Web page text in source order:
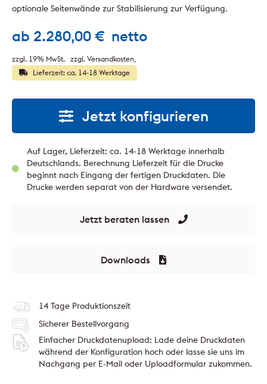
ab 2.280,00 € netto
zzgl. 19% MwSt. zzgl. Versandkosten
Lieferzeit: ca. 14-18 Werktage
optionale Seitenwände zur Stabilisierung zur Verfügung.
Jetzt konfigurieren
Auf Lager, Lieferzeit: ca. 14-18 Werktage innerhalb
Deutschlands. Berechnung Lieferzeit für die Drucke
beginnt nach Eingang der fertigen Druckdaten. Die
Drucke werden separat von der Hardware versendet.
Jetzt beraten lassen
Downloads
14 Tage Produktionszeit
Sicherer Bestellvorgang
Einfacher Druckdatenupload: Lade deine Druckdaten
während der Konfiguration hoch oder lasse sie uns im
Nachgang per E-Mail oder Uploadformular zukommen.